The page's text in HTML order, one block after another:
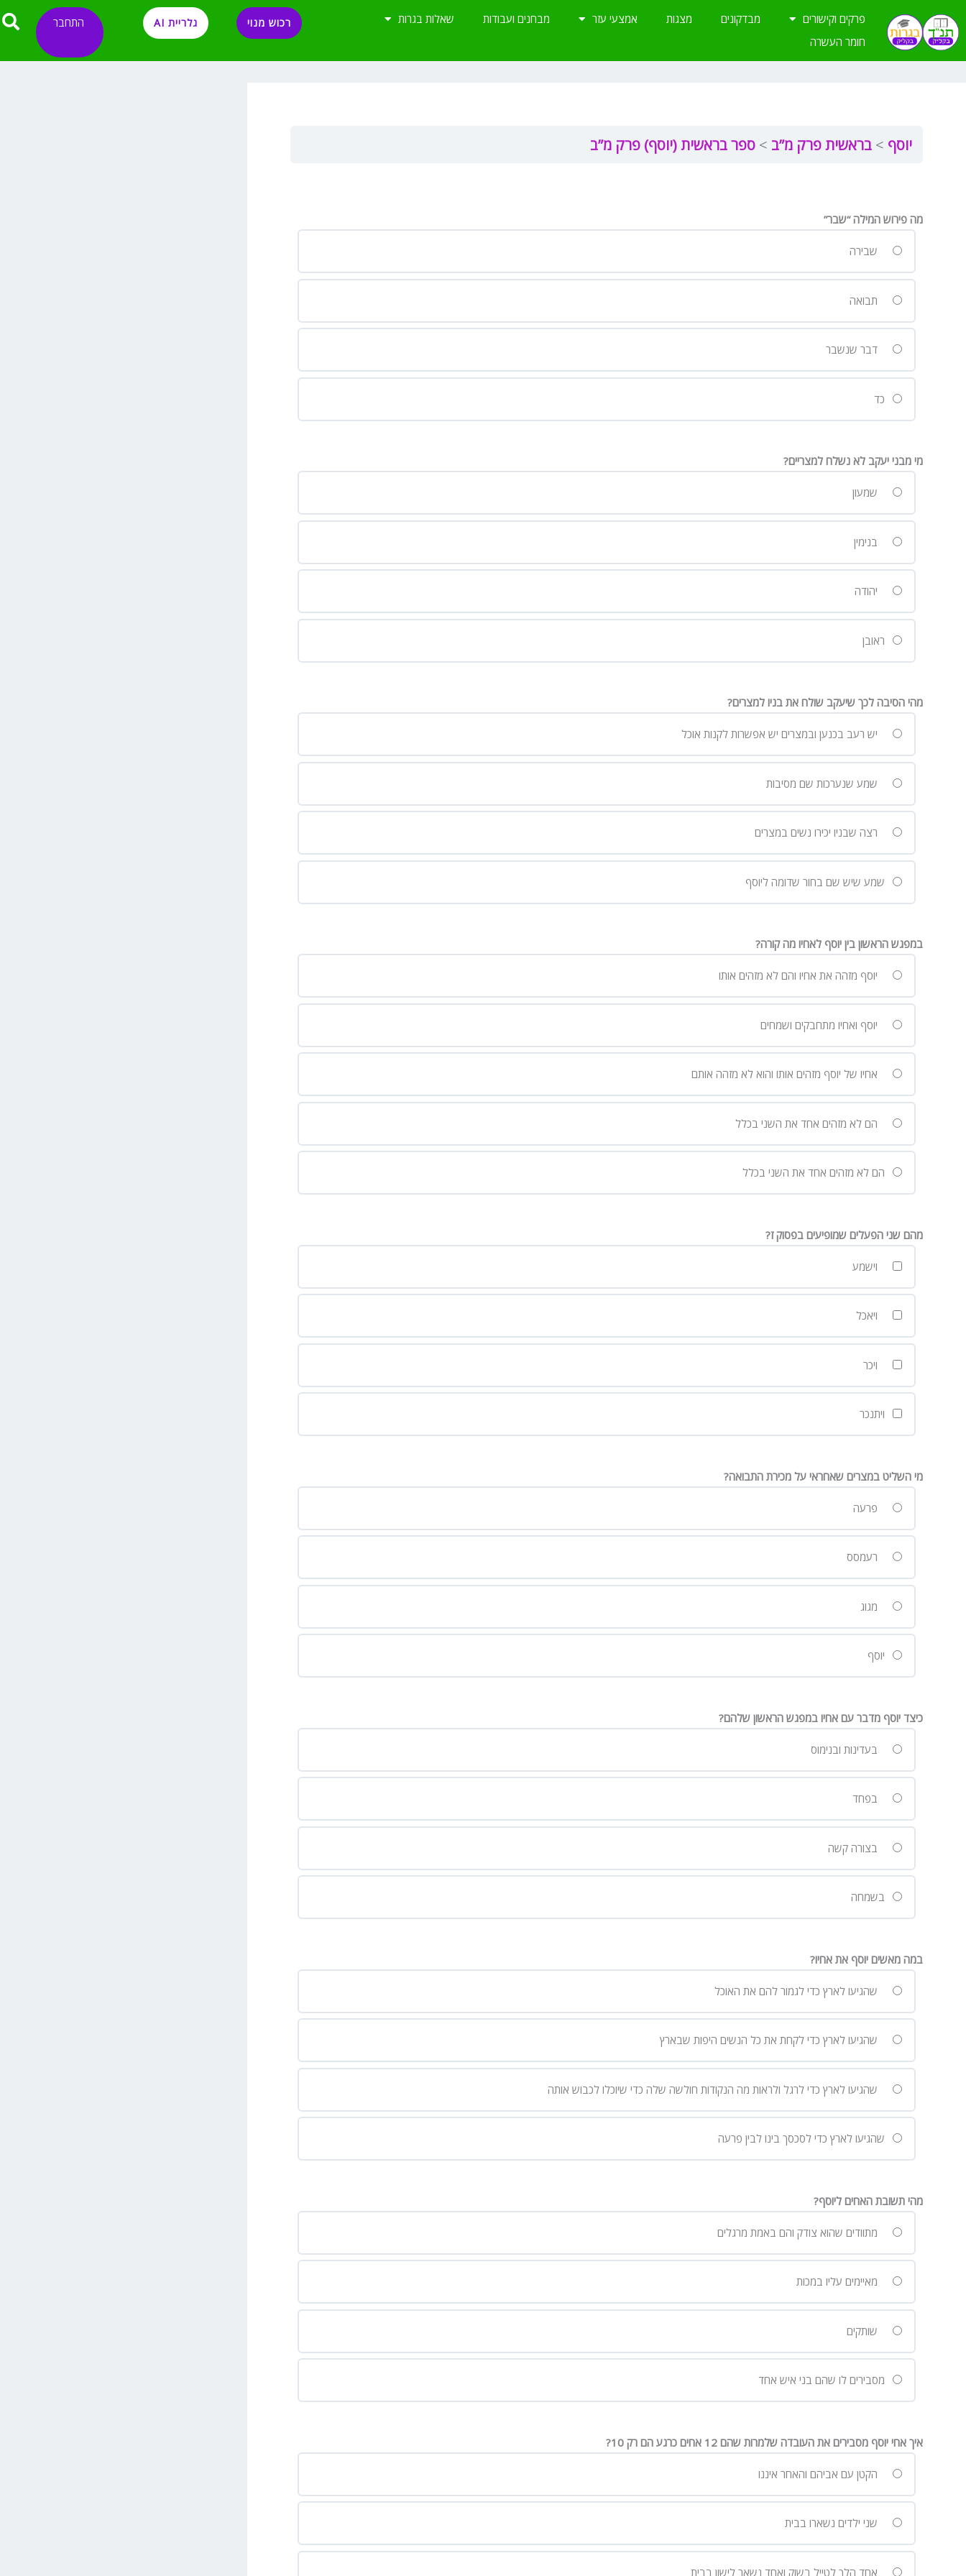
לתוכן
פרקים וקישורים מבדקונים מצגות אמצעי עזר מבחנים ועבודות
שאלות בגרות
חומר העשרה
רכוש מנוי גלריית AI התחבר
יוסף בראשית פרק מ”ב ספר בראשית (יוסף) פרק מ”ב
מה פירוש המילה “שבר”
שבירה
תבואה
דבר שנשבר
כד
מי מבני יעקב לא נשלח למצריים?
שמעון
בנימין
יהודה
ראובן
מהי הסיבה לכך שיעקב שולח את בניו למצרים?
יש רעב בכנען ובמצרים יש אפשרות לקנות אוכל
שמע שנערכות שם מסיבות
רצה שבניו יכירו נשים במצרים
שמע שיש שם בחור שדומה ליוסף
במפגש הראשון בין יוסף לאחיו מה קורה?
יוסף מזהה את אחיו והם לא מזהים אותו
יוסף ואחיו מתחבקים ושמחים
אחיו של יוסף מזהים אותו והוא לא מזהה אותם
הם לא מזהים אחד את השני בכלל
הם לא מזהים אחד את השני בכלל
מהם שני הפעלים שמופיעים בפסוק ז?
וישמע
ויאכל
ויכר
ויתנכר
מי השליט במצרים שאחראי על מכירת התבואה?
פרעה
רעמסס
מגוג
יוסף
כיצד יוסף מדבר עם אחיו במפגש הראשון שלהם?
בעדינות ובנימוס
בפחד
בצורה קשה
בשמחה
במה מאשים יוסף את אחיו?
שהגיעו לארץ כדי לגמור להם את האוכל
שהגיעו לארץ כדי לקחת את כל הנשים היפות שבארץ
שהגיעו לארץ כדי לרגל ולראות מה הנקודות חולשה שלה כדי שיוכלו לכבוש אותה
שהגיעו לארץ כדי לסכסך בינו לבין פרעה
מהי תשובת האחים ליוסף?
מתוודים שהוא צודק והם באמת מרגלים
מאיימים עליו במכות
שותקים
מסבירים לו שהם בני איש אחד
איך אחי יוסף מסבירים את העובדה שלמרות שהם 12 אחים כרגע הם רק 10?
הקטן עם אביהם והאחר איננו
שני ילדים נשארו בבית
אחד הלך לטייל בשוק ואחד נשאר לישון בבית